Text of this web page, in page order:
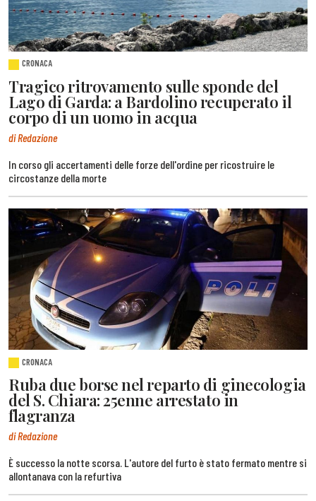
CRONACA
Tragico ritrovamento sulle sponde del
Lago di Garda: a Bardolino recuperato il
corpo di un uomo in acqua
di Redazione
In corso gli accertamenti delle forze dell'ordine per ricostruire le
circostanze della morte
CRONACA
Ruba due borse nel reparto di ginecologia
del S. Chiara: 25enne arrestato in
flagranza
di Redazione
È successo la notte scorsa. L'autore del furto è stato fermato mentre si
allontanava con la refurtiva